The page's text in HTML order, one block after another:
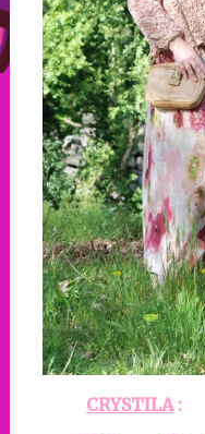
CRYSTILA: